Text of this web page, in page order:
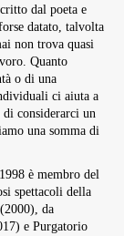
dal poeta e
datato, talvolta
non trova quasi
Quanto
o di una
ci aiuta a
di considerarci un
una somma di
è membro del
spettacoli della
da
e Purgatorio